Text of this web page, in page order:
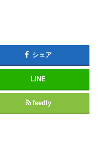
シェア
LINE
feedly